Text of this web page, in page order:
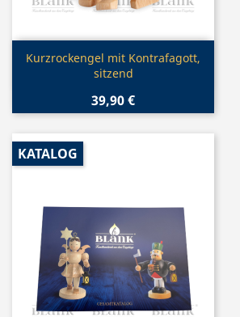
Vorschau
Kurzrockengel mit Kontrafagott,
sitzend
39,90 €
KATALOG